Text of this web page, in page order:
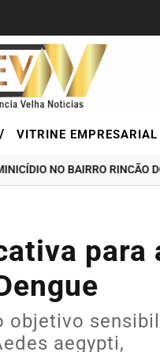
/ VITRINE EMPRESARIAL
NO BAIRRO RINCÃO DOS
para
objetivo
aegypti,